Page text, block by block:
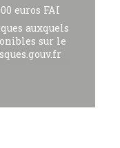
euros FAI
auxquels
sur le